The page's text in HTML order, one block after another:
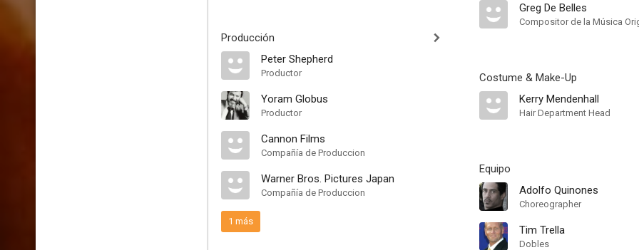
Producción
Peter Shepherd
Productor
Yoram Globus
Productor
Cannon Films
Compañía de Produccion
Warner Bros. Pictures Japan
Compañía de Produccion
1 más
Greg De Belles
Compositor de la Música
Costume & Make-Up
Kerry Mendenhall
Hair Department Head
Equipo
Adolfo Quinones
Choreographer
Tim Trella
Dobles